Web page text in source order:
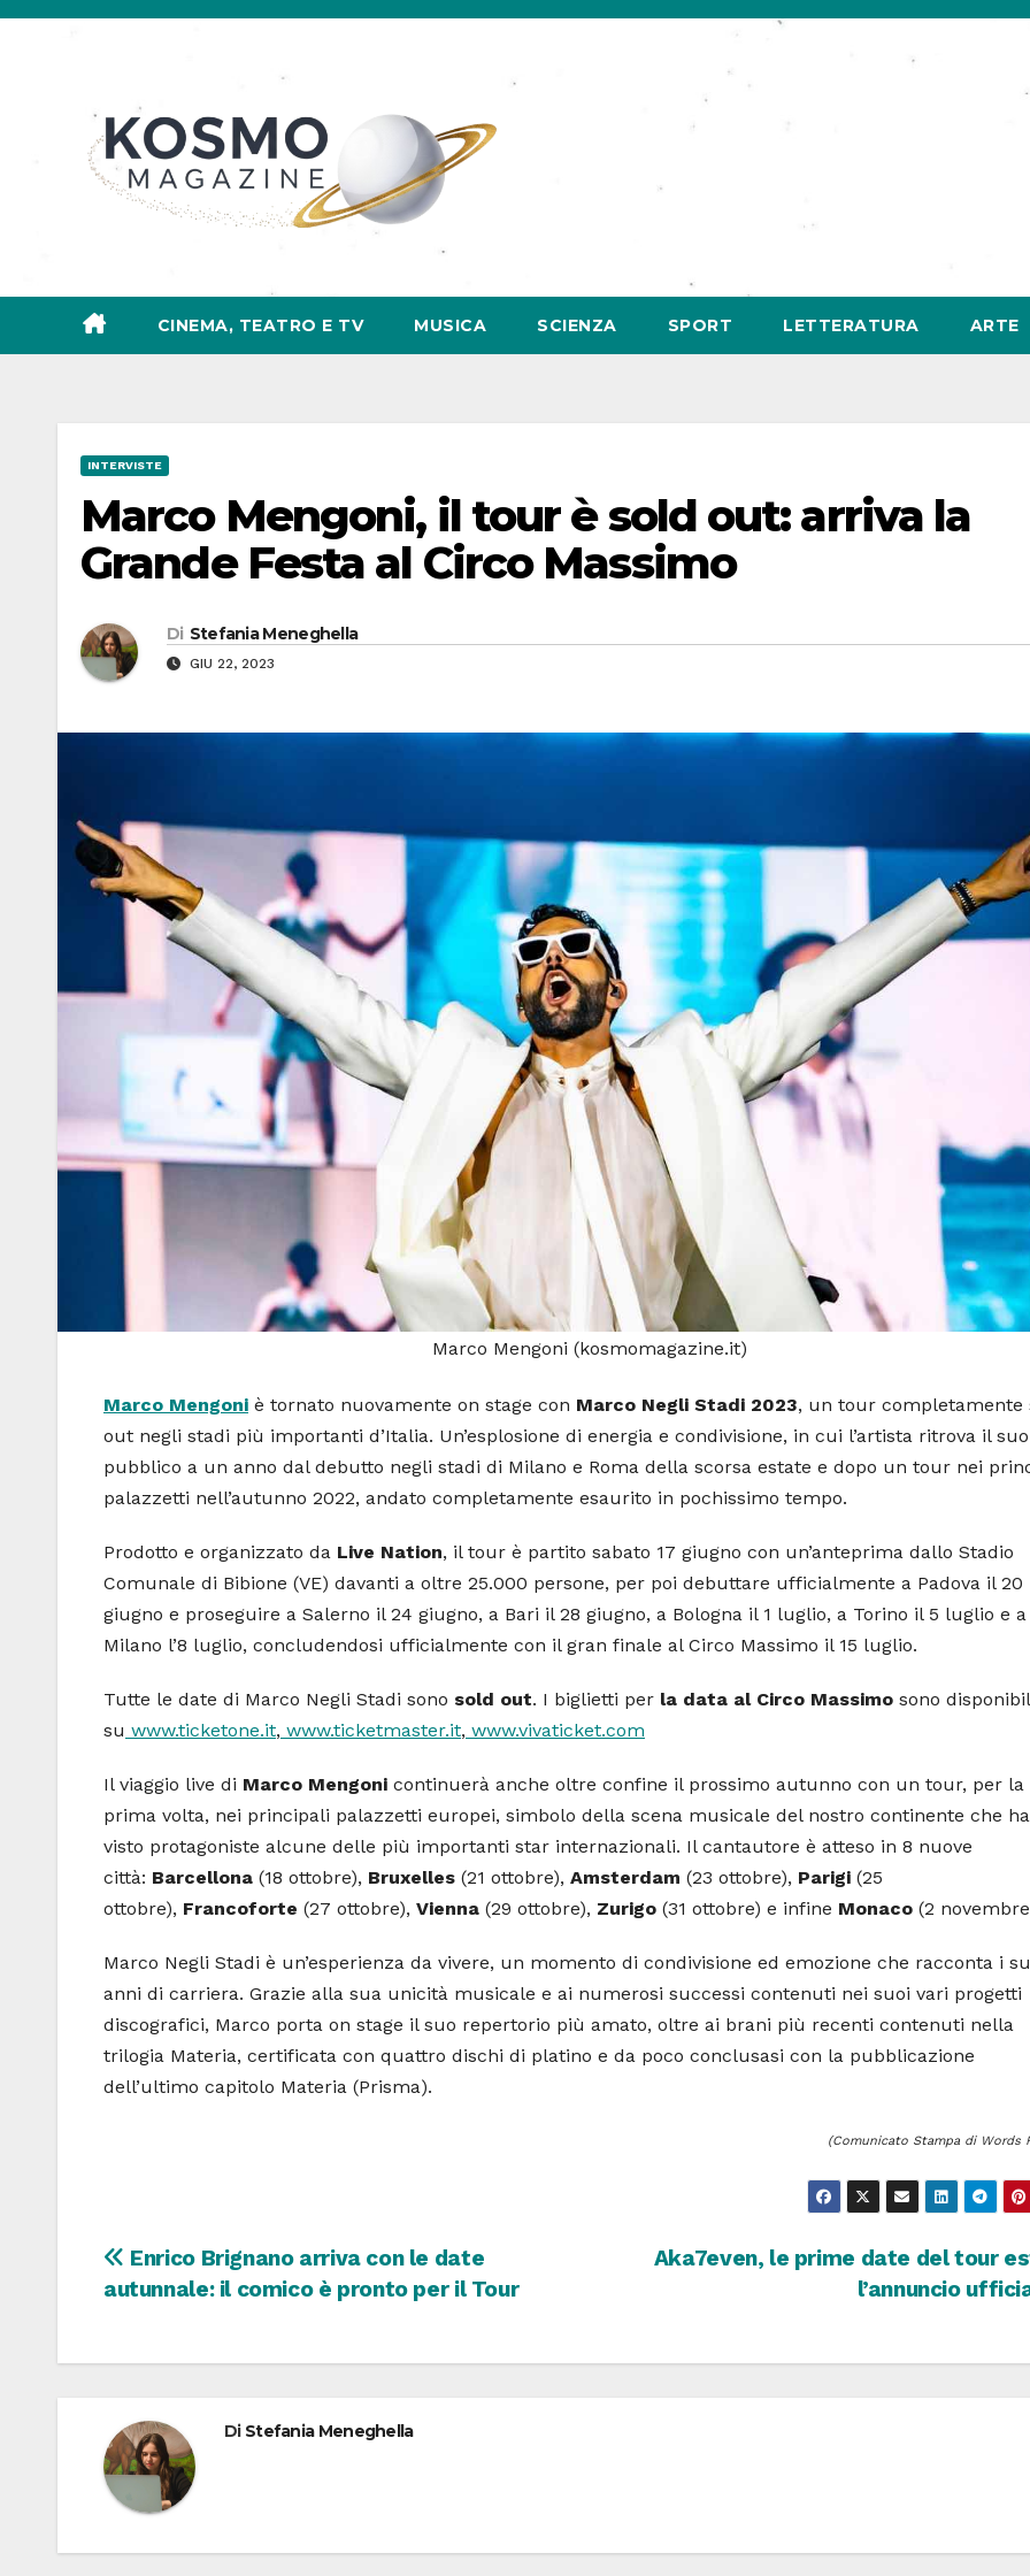
Salta
CINEMA, TEATRO E TV MUSICA SCIENZA SPORT LETTERATURA ARTE
INTERVISTE
Marco Mengoni, il tour è sold out: arriva la
Grande Festa al Circo Massimo
Di Stefania Meneghella
GIU 22, 2023
Marco Mengoni (kosmomagazine.it)
Marco Mengoni è tornato nuovamente on stage con Marco Negli Stadi 2023, un tour completamente
out negli stadi più importanti d’Italia. Un’esplosione di energia e condivisione, in cui l’artista ritrova il suo
pubblico a un anno dal debutto negli stadi di Milano e Roma della scorsa estate e dopo un tour nei
palazzetti nell’autunno 2022, andato completamente esaurito in pochissimo tempo.
Prodotto e organizzato da Live Nation, il tour è partito sabato 17 giugno con un’anteprima dallo Stadio
Comunale di Bibione (VE) davanti a oltre 25.000 persone, per poi debuttare ufficialmente a Padova il 20
giugno e proseguire a Salerno il 24 giugno, a Bari il 28 giugno, a Bologna il 1 luglio, a Torino il 5 luglio e a
Milano l’8 luglio, concludendosi ufficialmente con il gran finale al Circo Massimo il 15 luglio.
Tutte le date di Marco Negli Stadi sono sold out. I biglietti per la data al Circo Massimo sono
su www.ticketone.it, www.ticketmaster.it, www.vivaticket.com
Il viaggio live di Marco Mengoni continuerà anche oltre confine il prossimo autunno con un tour, per la
prima volta, nei principali palazzetti europei, simbolo della scena musicale del nostro continente che ha
visto protagoniste alcune delle più importanti star internazionali. Il cantautore è atteso in 8 nuove
città: Barcellona (18 ottobre), Bruxelles (21 ottobre), Amsterdam (23 ottobre), Parigi (25
ottobre), Francoforte (27 ottobre), Vienna (29 ottobre), Zurigo (31 ottobre) e infine Monaco (2
Marco Negli Stadi è un’esperienza da vivere, un momento di condivisione ed emozione che racconta i
anni di carriera. Grazie alla sua unicità musicale e ai numerosi successi contenuti nei suoi vari progetti
discografici, Marco porta on stage il suo repertorio più amato, oltre ai brani più recenti contenuti nella
trilogia Materia, certificata con quattro dischi di platino e da poco conclusasi con la pubblicazione
dell’ultimo capitolo Materia (Prisma).
(Comunicato Stampa di Words
Navigazione
Aka7even, le prime date del tour
l’annuncio
Enrico Brignano arriva con le date
autunnale: il comico è pronto per il Tour
Di Stefania Meneghella